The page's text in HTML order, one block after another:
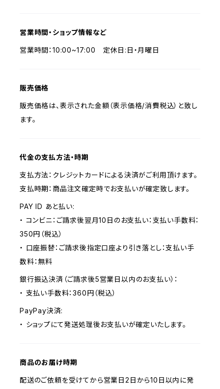
営業時間・ショップ情報など
営業時間：10:00~17:00 定休日:日・月曜日
販売価格
販売価格は、表示された金額（表示価格/消費税込）と致し
ます。
代金の支払方法・時期
支払方法：クレジットカードによる決済がご利用頂けます。
支払時期：商品注文確定時でお支払いが確定致します。
PAY ID あと払い:
・ コンビニ：ご請求後翌月10日のお支払い：支払い手数料：
350円（税込）
・ 口座振替：ご請求後指定口座より引き落とし：支払い手
数料：無料
銀行振込決済（ご請求後5営業日以内のお支払い）：
・ 支払い手数料：360円（税込）
PayPay決済:
・ ショップにて発送処理後お支払いが確定いたします。
商品のお届け時期
配送のご依頼を受けてから営業日2日から10日以内に発